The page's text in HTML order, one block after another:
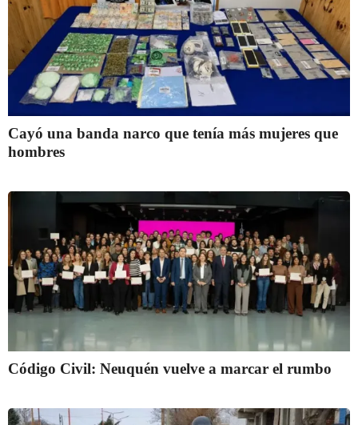
Cayó una banda narco que tenía más mujeres que
hombres
Código Civil: Neuquén vuelve a marcar el rumbo